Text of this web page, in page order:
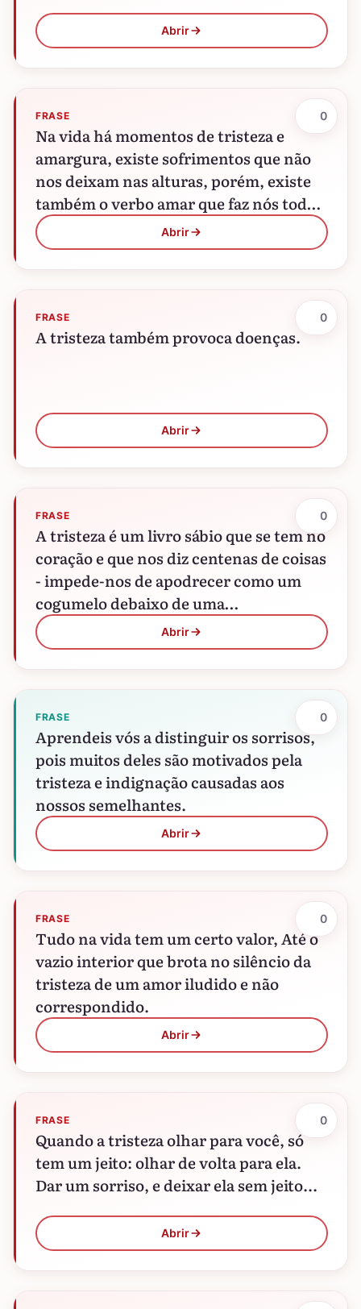
Abrir
FRASE
Na vida há momentos de tristeza e
amargura, existe sofrimentos que não
nos deixam nas alturas, porém, existe
também o verbo amar que faz nós todos
sorrir e…
Abrir
0
FRASE
A tristeza também provoca doenças.
Abrir
0
FRASE
A tristeza é um livro sábio que se tem no
coração e que nos diz centenas de coisas
- impede-nos de apodrecer como um
cogumelo debaixo de uma…
Abrir
0
FRASE
Aprendeis vós a distinguir os sorrisos,
pois muitos deles são motivados pela
tristeza e indignação causadas aos
nossos semelhantes.
Abrir
0
FRASE
Tudo na vida tem um certo valor, Até o
vazio interior que brota no silêncio da
tristeza de um amor iludido e não
correspondido.
Abrir
0
FRASE
Quando a tristeza olhar para você, só
tem um jeito: olhar de volta para ela.
Dar um sorriso, e deixar ela sem jeito...
Abrir
0